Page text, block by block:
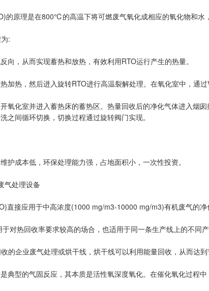
的原理是在800℃的高温下将可燃废气氧化成相应的氧化物和水
:
向，从而实现蓄热和放热，有效利用RTO运行产生的热量。
加热，然后进入旋转RTO进行高温裂解处理。在氧化室中，通
氧化室并进入蓄热床的蓄热区。热量回收后的净化气体进入烟
之间循环切换，切换过程通过旋转阀门实现。
护成本低，环保处理能力强，占地面积小，一次性投资。
气处理设备
直接应用于中高浓度(1000 mg/m3-10000 mg/m3)有机废气的净
对热回收率要求较高的场合，也适用于同一条生产线上的不同
的企业废气处理或烘干线，烘干线可以利用能量回收，从而达到
典型的气固反应，其本质是活性氧深度氧化。在催化氧化过程